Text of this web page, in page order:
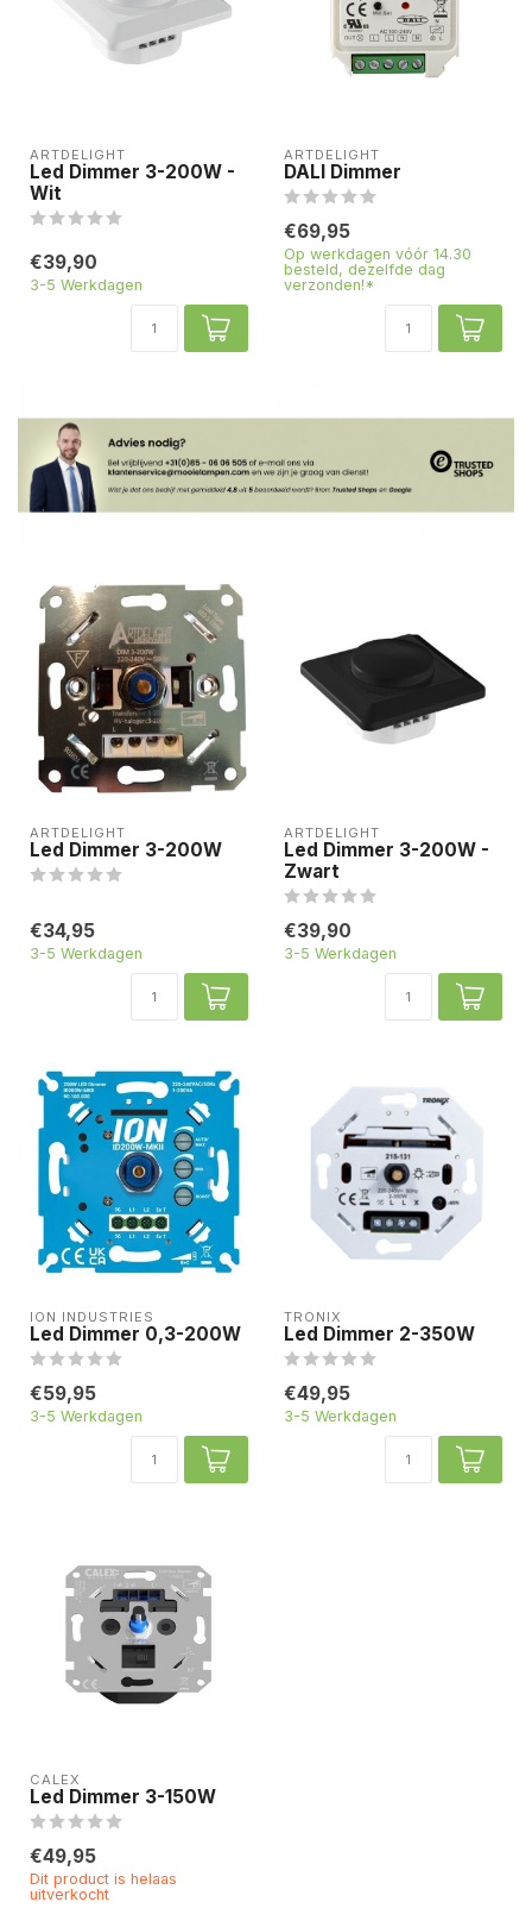
ARTDELIGHT
Led Dimmer 3-200W -
Wit
€39,90
3-5 Werkdagen
ARTDELIGHT
DALI Dimmer
€69,95
Op werkdagen vóór 14.30
besteld, dezelfde dag
verzonden!*
ARTDELIGHT
Led Dimmer 3-200W
€34,95
3-5 Werkdagen
ARTDELIGHT
Led Dimmer 3-200W -
Zwart
€39,90
3-5 Werkdagen
ION INDUSTRIES
Led Dimmer 0,3-200W
€59,95
3-5 Werkdagen
TRONIX
Led Dimmer 2-350W
€49,95
3-5 Werkdagen
CALEX
Led Dimmer 3-150W
€49,95
Dit product is helaas
uitverkocht